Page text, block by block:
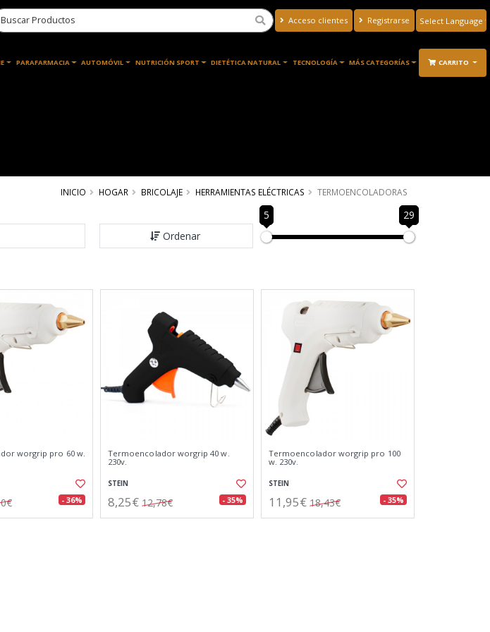
Acceso clientes Registrarse
Translate
PARAFARMACIA AUTOMÓVIL NUTRICIÓN SPORT DIETÉTICA NATURAL TECNOLOGÍA MÁS CATEGORÍAS CARRITO
INICIO HOGAR BRICOLAJE HERRAMIENTAS ELÉCTRICAS TERMOENCOLADORAS
Ordenar
5 29
worgrip pro 60 w.
- 36%
Termoencolador worgrip 40 w.
230v.
STEIN
8,25€ 12,78€ - 35%
Termoencolador worgrip pro 100
w. 230v.
STEIN
11,95€ 18,43€ - 35%